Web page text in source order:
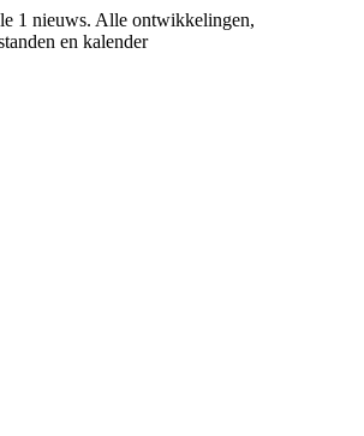
1 nieuws. Alle ontwikkelingen,
en kalender